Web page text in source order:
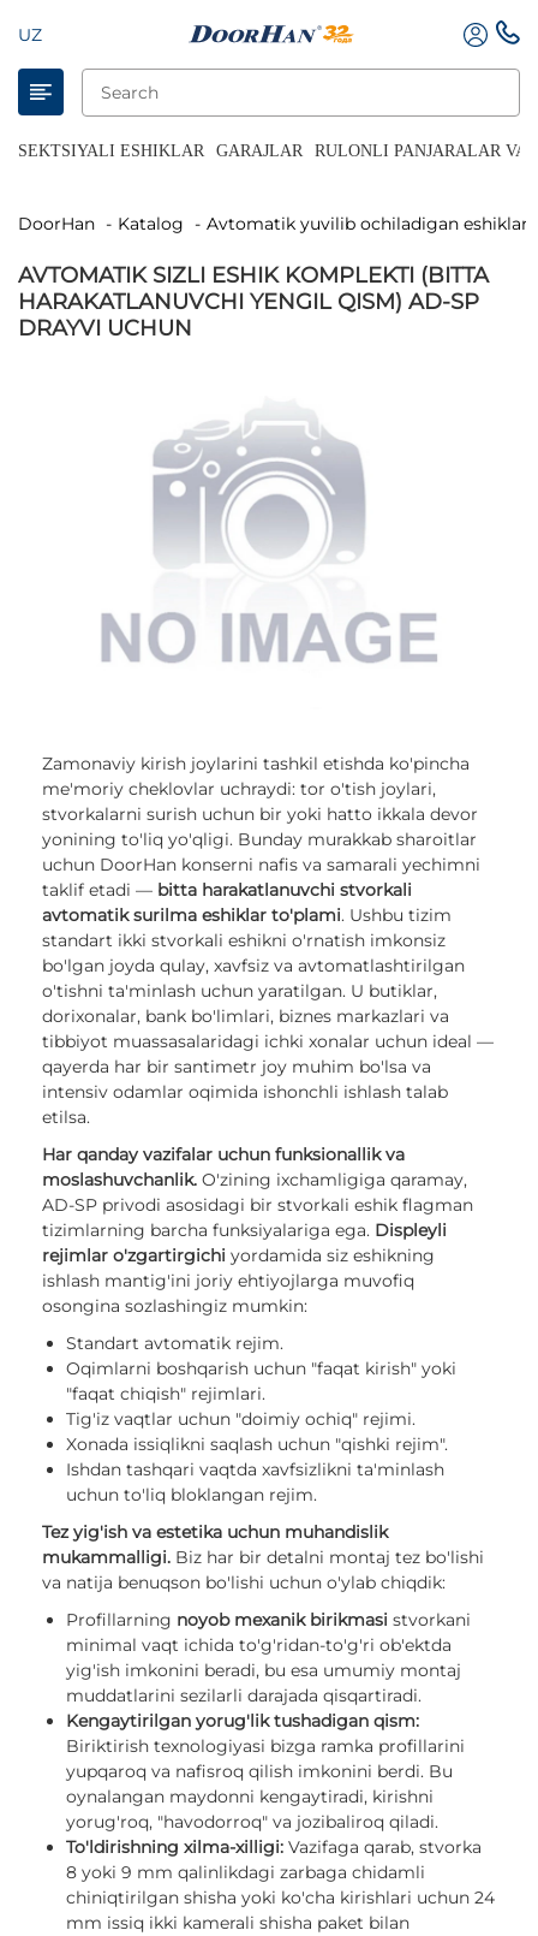
UZ
SEKTSIYALI ESHIKLAR GARAJLAR RULONLI PANJARALAR VA
DoorHan Katalog Avtomatik yuvilib ochiladigan eshiklar
AVTOMATIK SIZLI ESHIK KOMPLEKTI (BITTA
HARAKATLANUVCHI YENGIL QISM) AD-SP
DRAYVI UCHUN
Zamonaviy kirish joylarini tashkil etishda ko'pincha
me'moriy cheklovlar uchraydi: tor o'tish joylari,
stvorkalarni surish uchun bir yoki hatto ikkala devor
yonining to'liq yo'qligi. Bunday murakkab sharoitlar
uchun DoorHan konserni nafis va samarali yechimni
taklif etadi — bitta harakatlanuvchi stvorkali
avtomatik surilma eshiklar to'plami. Ushbu tizim
standart ikki stvorkali eshikni o'rnatish imkonsiz
bo'lgan joyda qulay, xavfsiz va avtomatlashtirilgan
o'tishni ta'minlash uchun yaratilgan. U butiklar,
dorixonalar, bank bo'limlari, biznes markazlari va
tibbiyot muassasalaridagi ichki xonalar uchun ideal —
qayerda har bir santimetr joy muhim bo'lsa va
intensiv odamlar oqimida ishonchli ishlash talab
etilsa.
Har qanday vazifalar uchun funksionallik va
moslashuvchanlik. O'zining ixchamligiga qaramay,
AD-SP privodi asosidagi bir stvorkali eshik flagman
tizimlarning barcha funksiyalariga ega. Displeyli
rejimlar o'zgartirgichi yordamida siz eshikning
ishlash mantig'ini joriy ehtiyojlarga muvofiq
osongina sozlashingiz mumkin:
Standart avtomatik rejim.
Oqimlarni boshqarish uchun "faqat kirish" yoki
"faqat chiqish" rejimlari.
Tig'iz vaqtlar uchun "doimiy ochiq" rejimi.
Xonada issiqlikni saqlash uchun "qishki rejim".
Ishdan tashqari vaqtda xavfsizlikni ta'minlash
uchun to'liq bloklangan rejim.
Tez yig'ish va estetika uchun muhandislik
mukammalligi. Biz har bir detalni montaj tez bo'lishi
va natija benuqson bo'lishi uchun o'ylab chiqdik:
Profillarning noyob mexanik birikmasi stvorkani
minimal vaqt ichida to'g'ridan-to'g'ri ob'ektda
yig'ish imkonini beradi, bu esa umumiy montaj
muddatlarini sezilarli darajada qisqartiradi.
Kengaytirilgan yorug'lik tushadigan qism:
Biriktirish texnologiyasi bizga ramka profillarini
yupqaroq va nafisroq qilish imkonini berdi. Bu
oynalangan maydonni kengaytiradi, kirishni
yorug'roq, "havodorroq" va jozibaliroq qiladi.
To'ldirishning xilma-xilligi: Vazifaga qarab, stvorka
8 yoki 9 mm qalinlikdagi zarbaga chidamli
chiniqtirilgan shisha yoki ko'cha kirishlari uchun 24
mm issiq ikki kamerali shisha paket bilan